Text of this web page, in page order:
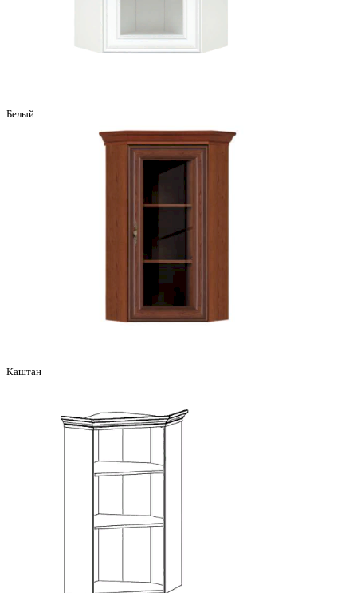
Белый
Каштан